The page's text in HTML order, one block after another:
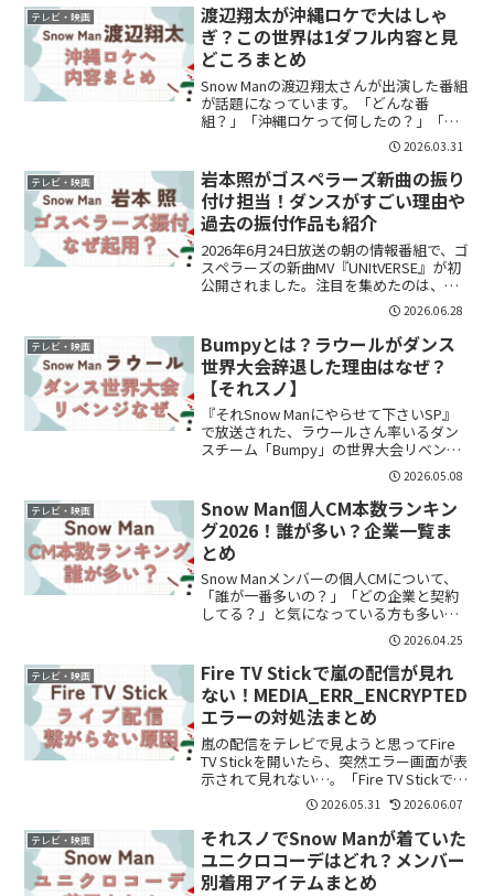
テレビ・映画
渡辺翔太が沖縄ロケで大はしゃ
ぎ？この世界は1ダフル内容と見
どころまとめ
Snow Manの渡辺翔太さんが出演した番組
が話題になっています。「どんな番
組？」「沖縄ロケって何したの？」「誰
と共演してる？」と気になっている方も
多いのではないでしょうか。この記事で
は、番組内容や沖縄ロケの様子、見どこ
ろを分かりやすくまと...
2026.03.31
テレビ・映画
岩本照がゴスペラーズ新曲の振り
付け担当！ダンスがすごい理由や
過去の振付作品も紹介
2026年6月24日放送の朝の情報番組で、ゴ
スペラーズの新曲MV『UNItVERSE』が初
公開されました。注目を集めたのは、
Snow Manの岩本照さんが振り付けを担当
していることです。SNSでも、「ひーく
ん振付なの！？」「ゴスペラーズと岩...
2026.06.28
テレビ・映画
Bumpyとは？ラウールがダンス
世界大会辞退した理由はなぜ？
【それスノ】
『それSnow Manにやらせて下さいSP』
で放送された、ラウールさん率いるダン
スチーム「Bumpy」の世界大会リベン
ジ。放送を見て、「ラウールって前回辞
退してたの？」「なんで世界大会に出ら
れなかったの？」「Bumpyってどうやっ
てできたチ...
2026.05.08
テレビ・映画
Snow Man個人CM本数ランキン
グ2026！誰が多い？企業一覧ま
とめ
Snow Manメンバーの個人CMについて、
「誰が一番多いの？」「どの企業と契約
してる？」と気になっている方も多いの
ではないでしょうか。結論から言うと、
2026年時点では目黒蓮さんが最多クラス
で、メンバーごとに幅広い企業と契約し
ている状況で...
2026.04.25
テレビ・映画
Fire TV Stickで嵐の配信が見れ
ない！MEDIA_ERR_ENCRYPTED
エラーの対処法まとめ
嵐の配信をテレビで見ようと思ってFire
TV Stickを開いたら、突然エラー画面が表
示されて見れない…。「Fire TV Stickで配
信が見れない」「Family Club Onlineをテ
レビで見る方法はある？」
「MEDIA_ERR...
2026.05.31 2026.06.07
テレビ・映画
それスノでSnow Manが着ていた
ユニクロコーデはどれ？メンバー
別着用アイテムまとめ